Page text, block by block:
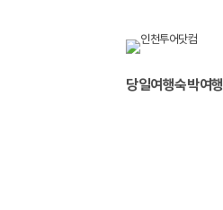
당일여행숙박여행